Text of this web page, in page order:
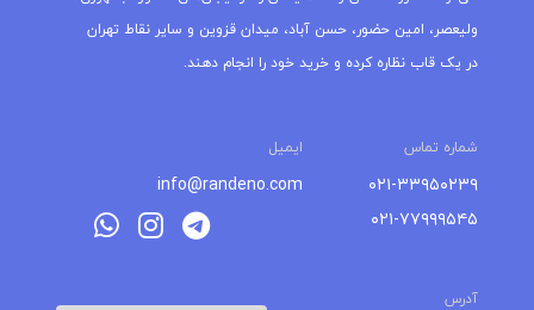
ولیعصر، امین حضور، حسن آباد، میدان قزوین و سایر نقاط تهران
در یک قاب نظاره کرده و خرید خود را انجام دهند.
شماره تماس ایمیل
۰۲۱-۳۳۹۵۰۲۳۹
۰۲۱-۷۷۹۹۹۵۴۵
info@randeno.com
آدرس